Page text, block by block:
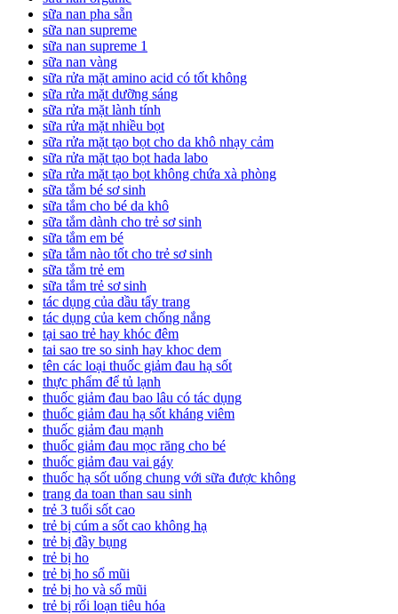
sữa nan pha sẵn
sữa nan supreme
sữa nan supreme 1
sữa nan vàng
sữa rửa mặt amino acid có tốt không
sữa rửa mặt dưỡng sáng
sữa rửa mặt lành tính
sữa rửa mặt nhiều bọt
sữa rửa mặt tạo bọt cho da khô nhạy cảm
sữa rửa mặt tạo bọt hada labo
sữa rửa mặt tạo bọt không chứa xà phòng
sữa tắm bé sơ sinh
sữa tắm cho bé da khô
sữa tắm dành cho trẻ sơ sinh
sữa tắm em bé
sữa tắm nào tốt cho trẻ sơ sinh
sữa tắm trẻ em
sữa tắm trẻ sơ sinh
tác dụng của dầu tẩy trang
tác dụng của kem chống nắng
tại sao trẻ hay khóc đêm
tai sao tre so sinh hay khoc dem
tên các loại thuốc giảm đau hạ sốt
thực phẩm để tủ lạnh
thuốc giảm đau bao lâu có tác dụng
thuốc giảm đau hạ sốt kháng viêm
thuốc giảm đau mạnh
thuốc giảm đau mọc răng cho bé
thuốc giảm đau vai gáy
thuốc hạ sốt uống chung với sữa được không
trang da toan than sau sinh
trẻ 3 tuổi sốt cao
trẻ bị cúm a sốt cao không hạ
trẻ bị đầy bụng
trẻ bị ho
trẻ bị ho sổ mũi
trẻ bị ho và sổ mũi
trẻ bị rối loạn tiêu hóa